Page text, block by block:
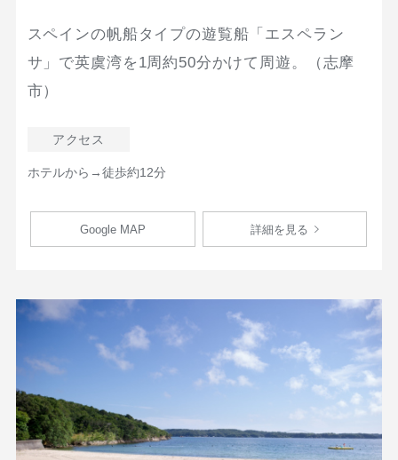
スペインの帆船タイプの遊覧船「エスペラン
サ」で英虞湾を1周約50分かけて周遊。（志摩
市）
アクセス
ホテルから→徒歩約12分
Google MAP 詳細を見る